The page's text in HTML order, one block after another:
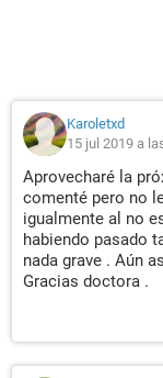
Karoletxd
15 jul 2019 a
Aprovecharé la
comenté pero no
igualmente al no
habiendo pasado
nada grave . Aún
Gracias doctora .